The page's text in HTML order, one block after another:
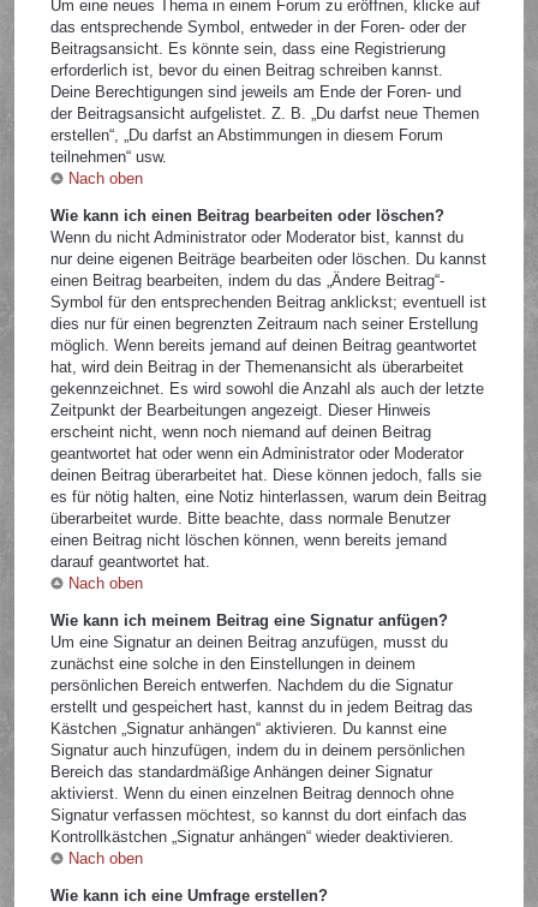
Um eine neues Thema in einem Forum zu eröffnen, klicke auf
das entsprechende Symbol, entweder in der Foren- oder der
Beitragsansicht. Es könnte sein, dass eine Registrierung
erforderlich ist, bevor du einen Beitrag schreiben kannst.
Deine Berechtigungen sind jeweils am Ende der Foren- und
der Beitragsansicht aufgelistet. Z. B. „Du darfst neue Themen
erstellen“, „Du darfst an Abstimmungen in diesem Forum
teilnehmen“ usw.
Nach oben
Wie kann ich einen Beitrag bearbeiten oder löschen?
Wenn du nicht Administrator oder Moderator bist, kannst du
nur deine eigenen Beiträge bearbeiten oder löschen. Du kannst
einen Beitrag bearbeiten, indem du das „Ändere Beitrag“-
Symbol für den entsprechenden Beitrag anklickst; eventuell ist
dies nur für einen begrenzten Zeitraum nach seiner Erstellung
möglich. Wenn bereits jemand auf deinen Beitrag geantwortet
hat, wird dein Beitrag in der Themenansicht als überarbeitet
gekennzeichnet. Es wird sowohl die Anzahl als auch der letzte
Zeitpunkt der Bearbeitungen angezeigt. Dieser Hinweis
erscheint nicht, wenn noch niemand auf deinen Beitrag
geantwortet hat oder wenn ein Administrator oder Moderator
deinen Beitrag überarbeitet hat. Diese können jedoch, falls sie
es für nötig halten, eine Notiz hinterlassen, warum dein Beitrag
überarbeitet wurde. Bitte beachte, dass normale Benutzer
einen Beitrag nicht löschen können, wenn bereits jemand
darauf geantwortet hat.
Nach oben
Wie kann ich meinem Beitrag eine Signatur anfügen?
Um eine Signatur an deinen Beitrag anzufügen, musst du
zunächst eine solche in den Einstellungen in deinem
persönlichen Bereich entwerfen. Nachdem du die Signatur
erstellt und gespeichert hast, kannst du in jedem Beitrag das
Kästchen „Signatur anhängen“ aktivieren. Du kannst eine
Signatur auch hinzufügen, indem du in deinem persönlichen
Bereich das standardmäßige Anhängen deiner Signatur
aktivierst. Wenn du einen einzelnen Beitrag dennoch ohne
Signatur verfassen möchtest, so kannst du dort einfach das
Kontrollkästchen „Signatur anhängen“ wieder deaktivieren.
Nach oben
Wie kann ich eine Umfrage erstellen?